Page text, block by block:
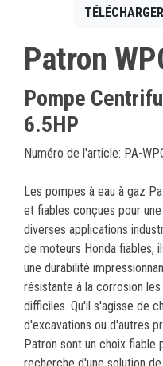
Patron
Pompe
6.5HP
Numéro de l'article: PA-
Les pompes à eau à gaz
et fiables conçues pour
diverses applications
de moteurs Honda fiables,
une durabilité
résistante à la corrosion
difficiles. Qu'il s'agisse de
d'excavations ou d'autres
Patron sont un choix fiable